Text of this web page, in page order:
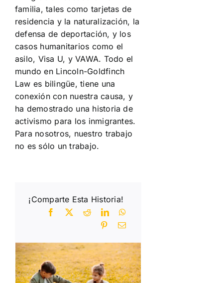
familia, tales como tarjetas de
residencia y la naturalización, la
defensa de deportación, y los
casos humanitarios como el
asilo, Visa U, y VAWA. Todo el
mundo en Lincoln-Goldfinch
Law es bilingüe, tiene una
conexión con nuestra causa, y
ha demostrado una historia de
activismo para los inmigrantes.
Para nosotros, nuestro trabajo
no es sólo un trabajo.
¡Comparte Esta Historia!